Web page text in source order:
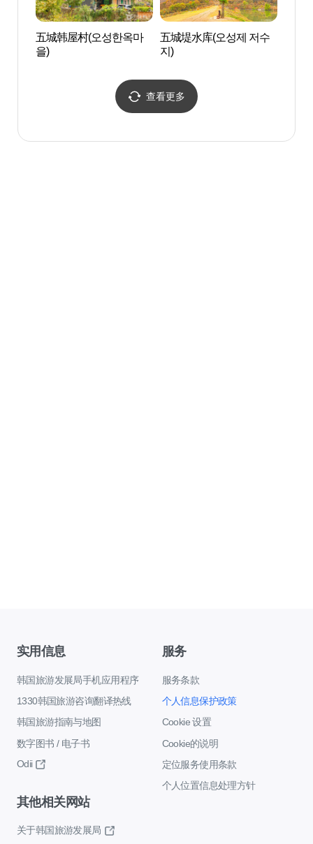
五城韩屋村(오성한옥마
을)
五城堤水库(오성제 저수
지)
查看更多
实用信息
韩国旅游发展局手机应用程序
1330韩国旅游咨询翻译热线
韩国旅游指南与地图
数字图书 / 电子书
Odii
服务
服务条款
个人信息保护政策
Cookie 设置
Cookie的说明
定位服务使用条款
个人位置信息处理方针
其他相关网站
关于韩国旅游发展局